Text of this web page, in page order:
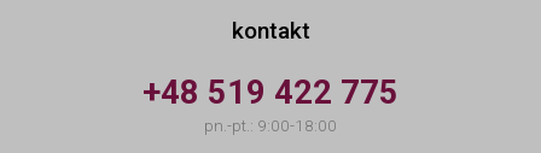
kontakt
+48 519 422 775
pn.-pt.: 9:00-18:00